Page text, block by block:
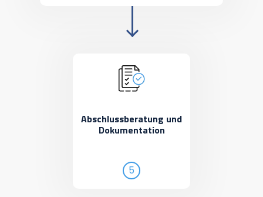
Abschlussberatung und
Dokumentation
5